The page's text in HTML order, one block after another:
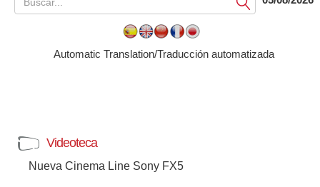
Automatic Translation/Traducción automatizada
Videoteca
Nueva Cinema Line Sony FX5